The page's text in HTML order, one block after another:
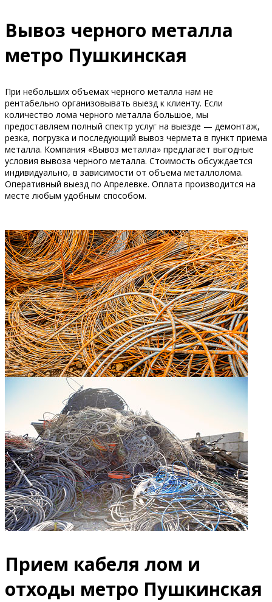
Вывоз черного металла
метро Пушкинская
При небольших объемах черного металла нам не
рентабельно организовывать выезд к клиенту. Если
количество лома черного металла большое, мы
предоставляем полный спектр услуг на выезде — демонтаж,
резка, погрузка и последующий вывоз чермета в пункт приема
металла. Компания «Вывоз металла» предлагает выгодные
условия вывоза черного металла. Стоимость обсуждается
индивидуально, в зависимости от объема металлолома.
Оперативный выезд по Апрелевке. Оплата производится на
месте любым удобным способом.
Прием кабеля лом и
отходы метро Пушкинская